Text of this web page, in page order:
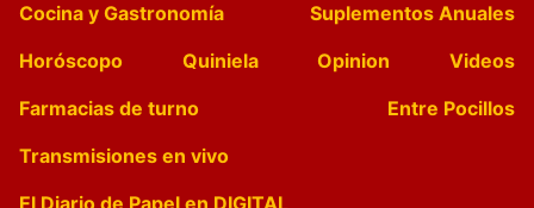
Cocina y Gastronomía
Suplementos Anuales
Horóscopo
Quiniela Opinion
Videos
Farmacias de turno
Entre Pocillos
Transmisiones en vivo
El Diario de Papel en DIGITAL